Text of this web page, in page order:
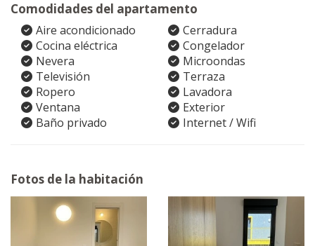
Comodidades del apartamento
Aire acondicionado
Cerradura
Cocina eléctrica
Congelador
Nevera
Microondas
Televisión
Terraza
Ropero
Lavadora
Ventana
Exterior
Baño privado
Internet / Wifi
Fotos de la habitación